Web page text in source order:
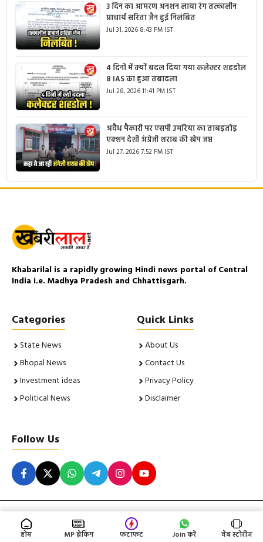
3 दिन का आमरण अनशन लाया रंग तत्कालीन
प्राचार्य सरिता जैन हुई निलंबित
Jul 31, 2026 8:43 PM IST
4 दिनों में क्यों बदल दिया गया कलेक्टर शहडोल
8 IAS का हुआ तबादला
Jul 28, 2026 11:41 PM IST
अवैध पैकारी पर एसपी उमरिया का ताबड़तोड़
एक्शन देशी अंग्रेजी शराब की खेप जप्त
Jul 27, 2026 7:52 PM IST
Khabarilal is a rapidly growing Hindi news portal of Central
India i.e. Madhya Pradesh and Chhattisgarh.
Categories
State News
Bhopal News
Investment ideas
Political News
Quick Links
About Us
Contact Us
Privacy Policy
Disclaimer
Follow Us
© 2026 Khabarilal. All Rights Reserved. Insight Corporation |
Powered ByRNVLive
होम MP ब्रेकिंग फटाफट Join करें वेब स्टोरीज